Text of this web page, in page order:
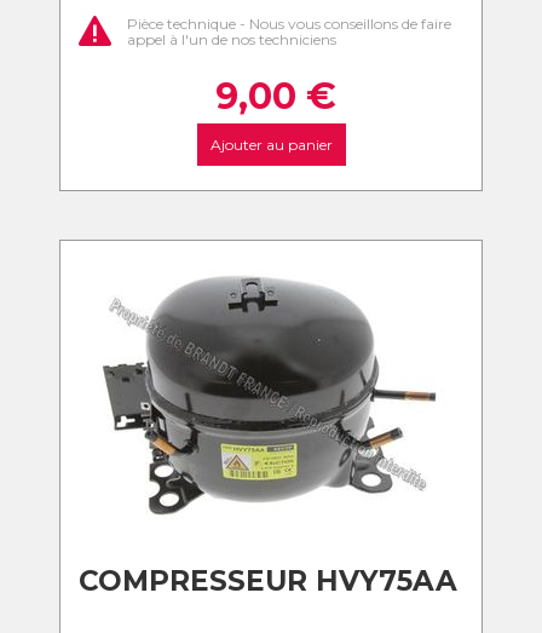
Pièce technique - Nous vous conseillons de faire
appel à l'un de nos techniciens
9,00 €
Ajouter au panier
COMPRESSEUR HVY75AA